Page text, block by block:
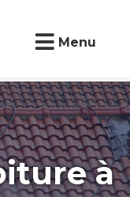
Menu
à